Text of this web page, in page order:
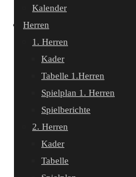
Kalender
Herren
1. Herren
Kader
Tabelle 1.Herren
Spielplan 1. Herren
Spielberichte
2. Herren
Kader
Tabelle